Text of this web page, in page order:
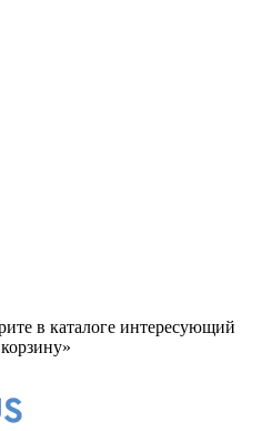
в каталоге интересующий